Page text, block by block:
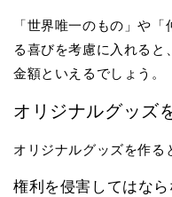
「世界唯一のもの」や
る喜びを考慮に入れると
金額といえるでしょう。
オリジナルグッズ
オリジナルグッズを作る
権利を侵害してはな